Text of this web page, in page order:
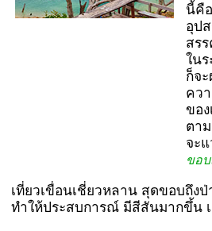
นี้คื
อุป
สร
ใน
ก็จ
คว
ขอ
ตาม
จะ
ขอ
เที่ยวเขื่อนเชี่ยวหลาน สุดขอบถึง
ทำให้ประสบการณ์ มีสีสันมากขึ้น